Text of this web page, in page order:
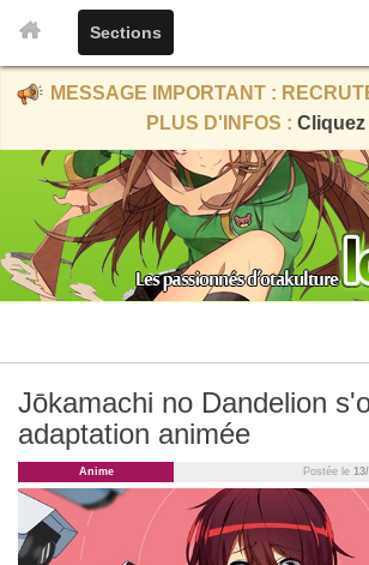
Sections
MESSAGE IMPORTANT :
PLUS D'INFOS :
Jōkamachi no Dandelion
adaptation animée
Anime Postée le